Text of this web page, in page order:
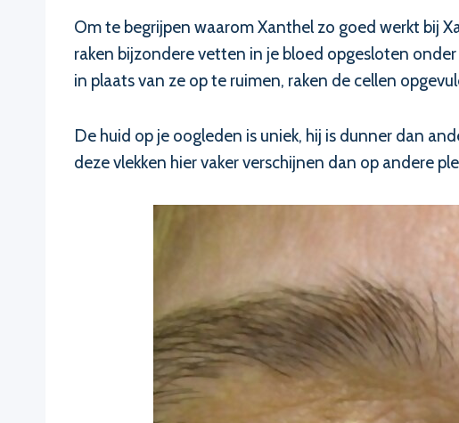
Om te begrijpen waarom Xanthel zo goed werkt bij
raken bijzondere vetten in je bloed opgesloten
in plaats van ze op te ruimen, raken de cellen
De huid op je oogleden is uniek, hij is dunner dan
deze vlekken hier vaker verschijnen dan op andere